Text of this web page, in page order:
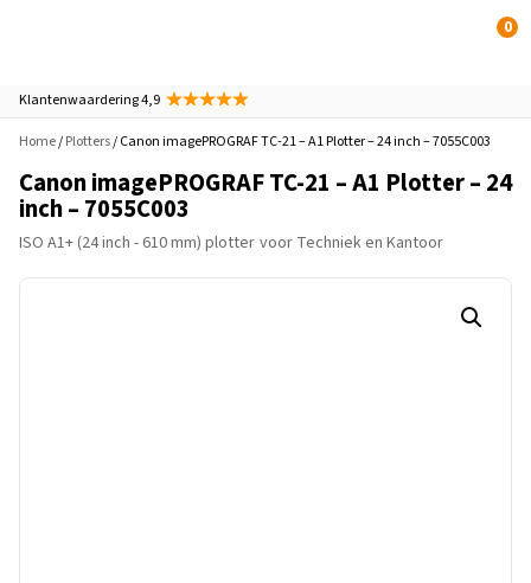
0
Klantenwaardering 4,9
Home/Plotters/ Canon imagePROGRAF TC-21 – A1 Plotter – 24 inch – 7055C003
Canon imagePROGRAF TC-21 – A1 Plotter – 24
inch – 7055C003
ISO A1+ (24 inch - 610 mm) plotter voor Techniek en Kantoor